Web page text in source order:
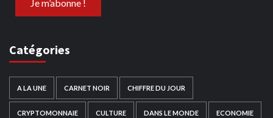
Catégories
A LA UNE CARNET NOIR CHIFFRE DU JOUR
CRYPTOMONNAIE CULTURE DANS LE MONDE ECONOMIE